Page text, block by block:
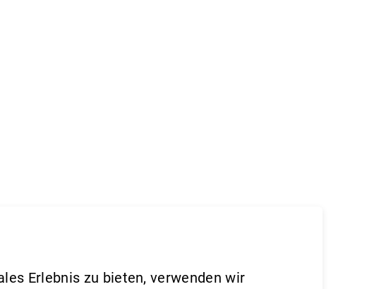
Erlebnis zu bieten, verwenden wir